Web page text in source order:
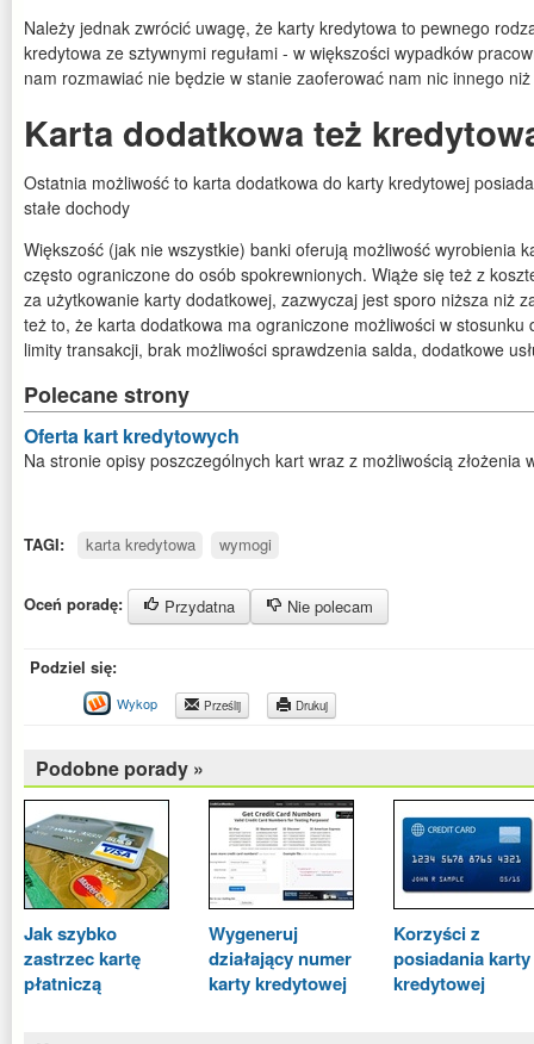
Należy jednak zwrócić uwagę, że karty kredytowa to pewnego
kredytowa ze sztywnymi regułami - w większości wypadków
nam rozmawiać nie będzie w stanie zaoferować nam nic innego
Karta dodatkowa też
Ostatnia możliwość to karta dodatkowa do karty kredytowej
stałe dochody
Większość (jak nie wszystkie) banki oferują możliwość wyrobienia
często ograniczone do osób spokrewnionych. Wiąże się też z
za użytkowanie karty dodatkowej, zazwyczaj jest sporo niższa niż
też to, że karta dodatkowa ma ograniczone możliwości w stosunku
limity transakcji, brak możliwości sprawdzenia salda, dodatkowe
Polecane strony
Oferta kart kredytowych
Na stronie opisy poszczególnych kart wraz z możliwością złożenia
TAGI: karta kredytowa wymogi
Oceń poradę: Przydatna Nie polecam
Podziel się:
Wykop Prześlij Drukuj
Podobne porady »
Jak szybko
zastrzec kartę
płatniczą
Wygeneruj
działający numer
karty kredytowej
Korzyści z
posiadania karty
kredytowej